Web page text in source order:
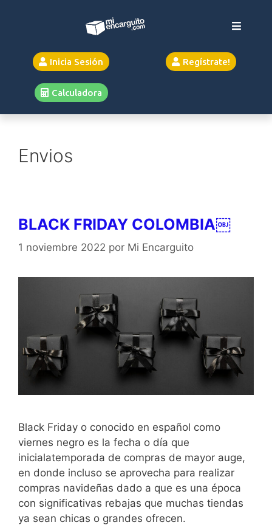
Inicia Sesión Regístrate!
Calculadora
Envios
BLACK FRIDAY COLOMBIA￼
1 noviembre 2022 por Mi Encarguito
Black Friday o conocido en español como
viernes negro es la fecha o día que
inicialatemporada de compras de mayor auge,
en donde incluso se aprovecha para realizar
compras navideñas dado a que es una época
con significativas rebajas que muchas tiendas
ya sean chicas o grandes ofrecen.